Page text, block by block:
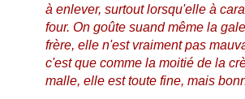
à enlever, surtout lorsqu'elle à
four. On goûte suand même la
frère, elle n'est vraiment pas
c'est que comme la moitié de la
malle, elle est toute fine, mais